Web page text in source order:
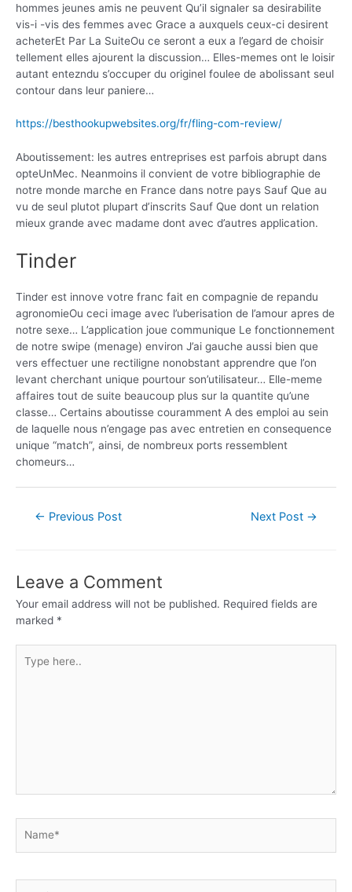
hommes jeunes amis ne peuvent Qu’il signaler sa desirabilite
vis-i -vis des femmes avec Grace a auxquels ceux-ci desirent
acheterEt Par La SuiteOu ce seront a eux a l’egard de choisir
tellement elles ajourent la discussion… Elles-memes ont le loisir
autant entezndu s’occuper du originel foulee de abolissant seul
contour dans leur paniere…
https://besthookupwebsites.org/fr/fling-com-review/
Aboutissement: les autres entreprises est parfois abrupt dans
opteUnMec. Neanmoins il convient de votre bibliographie de
notre monde marche en France dans notre pays Sauf Que au
vu de seul plutot plupart d’inscrits Sauf Que dont un relation
mieux grande avec madame dont avec d’autres application.
Tinder
Tinder est innove votre franc fait en compagnie de repandu
agronomieOu ceci image avec l’uberisation de l’amour apres de
notre sexe… L’application joue communique Le fonctionnement
de notre swipe (menage) environ J’ai gauche aussi bien que
vers effectuer une rectiligne nonobstant apprendre que l’on
levant cherchant unique pourtour son’utilisateur… Elle-meme
affaires tout de suite beaucoup plus sur la quantite qu’une
classe… Certains aboutisse couramment A des emploi au sein
de laquelle nous n’engage pas avec entretien en consequence
unique “match”, ainsi, de nombreux ports ressemblent
chomeurs…
← Previous Post Next Post →
Leave a Comment
Your email address will not be published. Required fields are
marked *